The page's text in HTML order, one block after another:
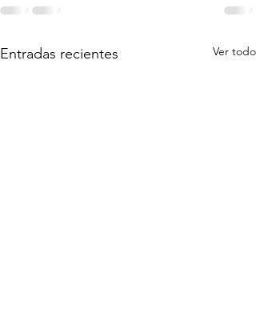
Entradas recientes Ver todo